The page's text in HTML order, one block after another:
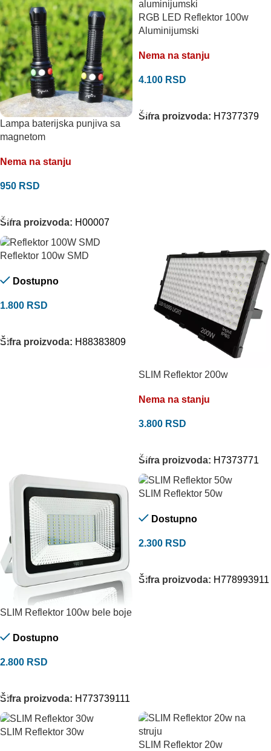
Lampa baterijska punjiva sa
magnetom
Nema na stanju
950 RSD
Šifra proizvoda: H00007
RGB LED Reflektor 100w
Aluminijumski
Nema na stanju
4.100 RSD
Šifra proizvoda: H7377379
Reflektor 100w SMD
Dostupno
1.800 RSD
Šifra proizvoda: H88383809
SLIM Reflektor 200w
Nema na stanju
3.800 RSD
Šifra proizvoda: H7373771
SLIM Reflektor 100w bele boje
Dostupno
2.800 RSD
Šifra proizvoda: H773739111
SLIM Reflektor 50w
Dostupno
2.300 RSD
Šifra proizvoda: H778993911
SLIM Reflektor 30w
SLIM Reflektor 20w